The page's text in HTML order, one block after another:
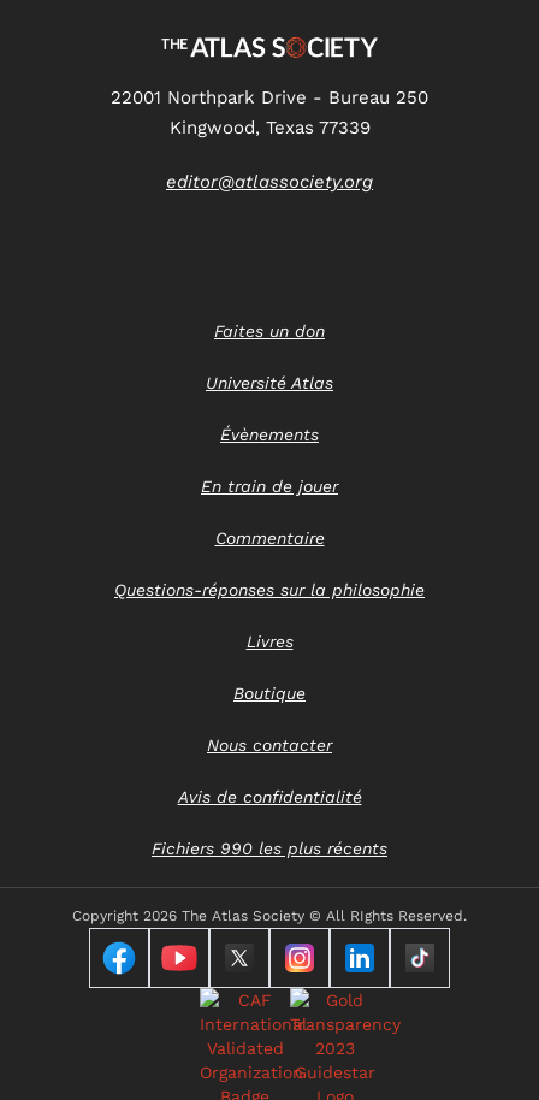
22001 Northpark Drive - Bureau 250
Kingwood, Texas 77339
editor@atlassociety.org
Faites un don
Université Atlas
Évènements
En train de jouer
Commentaire
Questions-réponses sur la philosophie
Livres
Boutique
Nous contacter
Avis de confidentialité
Fichiers 990 les plus récents
Copyright 2026 The Atlas Society © All RIghts Reserved.